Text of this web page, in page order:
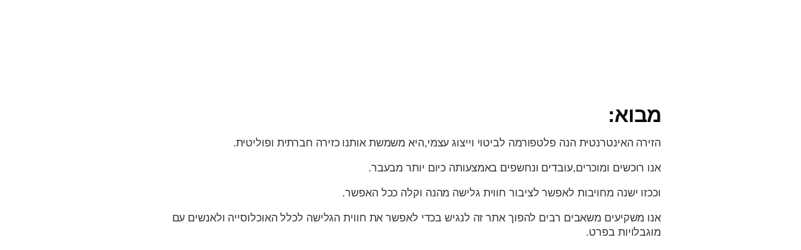
מבוא:
הזירה האינטרנטית הנה פלטפורמה לביטוי וייצוג עצמי,היא משמשת אותנו כזירה חברתית ופוליטית.
אנו רוכשים ומוכרים,עובדים ונחשפים באמצעותה כיום יותר מבעבר.
וככזו ישנה מחויבות לאפשר לציבור חווית גלישה מהנה וקלה ככל האפשר.
אנו משקיעים משאבים רבים להפוך אתר זה לנגיש בכדי לאפשר את חווית הגלישה לכלל האוכלוסייה ולאנשים עם
מוגבלויות בפרט.